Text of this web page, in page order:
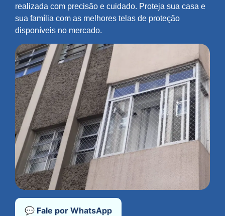
realizada com precisão e cuidado. Proteja sua casa e
sua família com as melhores telas de proteção
disponíveis no mercado.
💬 Fale por WhatsApp